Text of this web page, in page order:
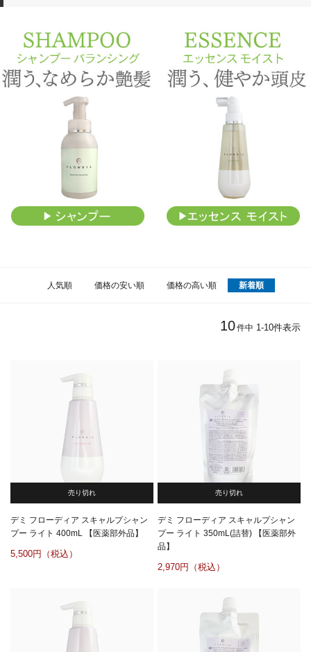
人気順 価格の安い順 価格の高い順 新着順
10件中 1 -10件表示
売り切れ
デミ フローディア スキャルプシャン
プー ライト 400mL 【医薬部外品】
5,500
売り切れ
デミ フローディア スキャルプシャン
プー ライト 350mL(詰替) 【医薬部外
品】
2,970